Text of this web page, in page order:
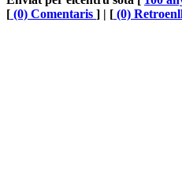
[ (0) Comentaris ] | [ (0)